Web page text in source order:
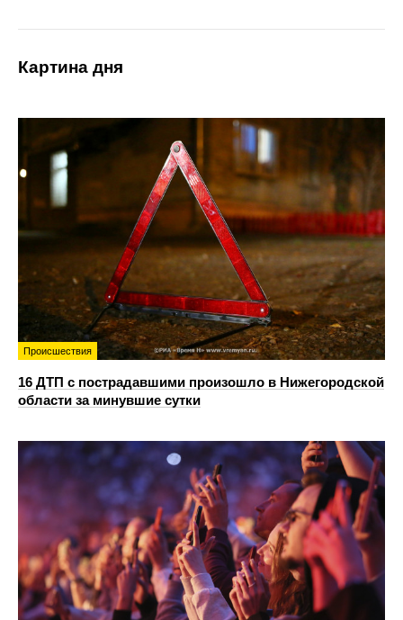
Картина дня
Происшествия
16 ДТП с пострадавшими произошло в Нижегородской
области за минувшие сутки